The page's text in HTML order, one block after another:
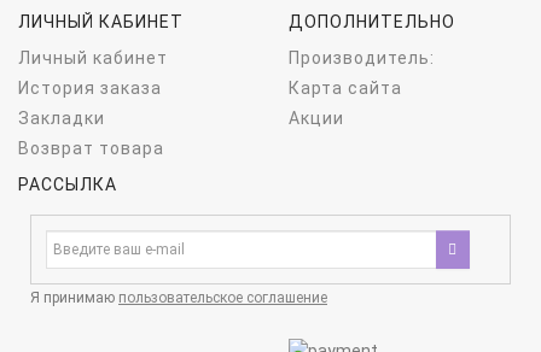
ЛИЧНЫЙ КАБИНЕТ
Личный кабинет
История заказа
Закладки
Возврат товара
ДОПОЛНИТЕЛЬНО
Производитель:
Карта сайта
Акции
РАССЫЛКА
Я принимаю пользовательское соглашение